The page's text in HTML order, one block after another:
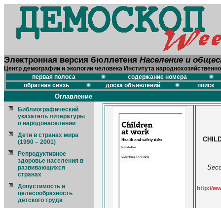
Электронная версия бюллетеня Население и
Центр демографии и экологии человека Института
первая полоса
содержание номера
обратная связь
доска объявлений поиск
Оглавление
Библиографический
указатель литературы
о народонаселении
Дети в странах мира
(1990 – 2001)
Репродуктивное
здоровье населения в
развивающихся
странах
Допустимость и
целесообразность
детского труда
http://